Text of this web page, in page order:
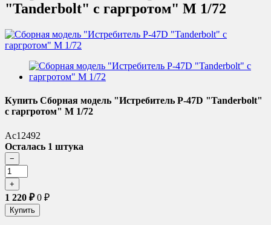
"Tanderbolt" с гаргротом" М 1/72
Купить Сборная модель "Истребитель P-47D "Tanderbolt"
с гаргротом" М 1/72
Ac12492
Осталась 1 штука
1 220 ₽0 ₽